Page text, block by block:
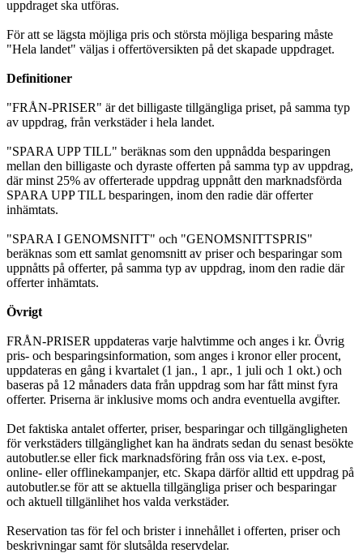
uppdraget ska utföras.
För att se lägsta möjliga pris och största möjliga besparing måste
"Hela landet" väljas i offertöversikten på det skapade uppdraget.
Definitioner
"FRÅN-PRISER" är det billigaste tillgängliga priset, på samma typ
av uppdrag, från verkstäder i hela landet.
"SPARA UPP TILL" beräknas som den uppnådda besparingen
mellan den billigaste och dyraste offerten på samma typ av uppdrag,
där minst 25% av offerterade uppdrag uppnått den marknadsförda
SPARA UPP TILL besparingen, inom den radie där offerter
inhämtats.
"SPARA I GENOMSNITT" och "GENOMSNITTSPRIS"
beräknas som ett samlat genomsnitt av priser och besparingar som
uppnåtts på offerter, på samma typ av uppdrag, inom den radie där
offerter inhämtats.
Övrigt
FRÅN-PRISER uppdateras varje halvtimme och anges i kr. Övrig
pris- och besparingsinformation, som anges i kronor eller procent,
uppdateras en gång i kvartalet (1 jan., 1 apr., 1 juli och 1 okt.) och
baseras på 12 månaders data från uppdrag som har fått minst fyra
offerter. Priserna är inklusive moms och andra eventuella avgifter.
Det faktiska antalet offerter, priser, besparingar och tillgängligheten
för verkstäders tillgänglighet kan ha ändrats sedan du senast besökte
autobutler.se eller fick marknadsföring från oss via t.ex. e-post,
online- eller offlinekampanjer, etc. Skapa därför alltid ett uppdrag på
autobutler.se för att se aktuella tillgängliga priser och besparingar
och aktuell tillgänlihet hos valda verkstäder.
Reservation tas för fel och brister i innehållet i offerten, priser och
beskrivningar samt för slutsålda reservdelar.